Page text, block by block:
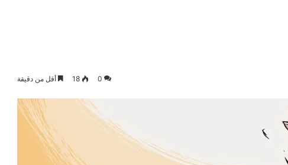
0
18 أقل من دقيقة